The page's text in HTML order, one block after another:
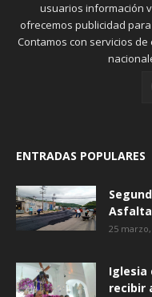
usuarios información
ofrecemos publicidad
Contamos con servicios
ENTRADAS POPULARES
25 marzo,
Iglesia
recibir